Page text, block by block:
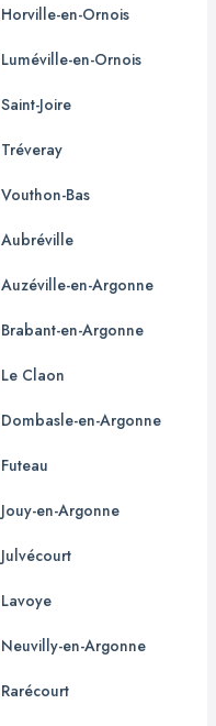
Horville-en-Ornois
Luméville-en-Ornois
Saint-Joire
Tréveray
Vouthon-Bas
Aubréville
Auzéville-en-Argonne
Brabant-en-Argonne
Le Claon
Dombasle-en-Argonne
Futeau
Jouy-en-Argonne
Julvécourt
Lavoye
Neuvilly-en-Argonne
Rarécourt